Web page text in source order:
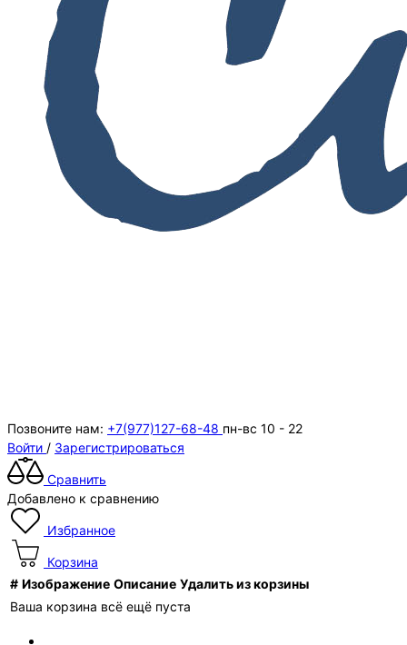
Позвоните нам: +7(977)127-68-48 пн-вс 10 - 22
Войти / Зарегистрироваться
Сравнить
Добавлено к сравнению
Избранное
Корзина
# Изображение Описание Удалить из корзины
Ваша корзина всё ещё пуста